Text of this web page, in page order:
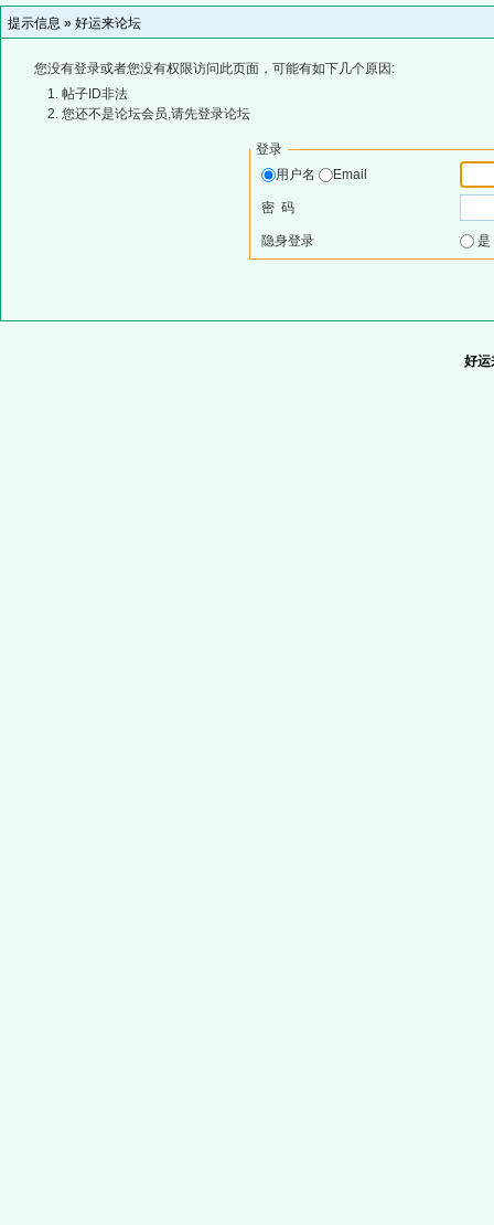
提示信息 » 好运来论坛
您没有登录或者您没有权限访问此页面，可能有如下几个原因:
帖子ID非法
您还不是论坛会员,请先登录论坛
登录
用户名
Email
密 码
隐身登录
好